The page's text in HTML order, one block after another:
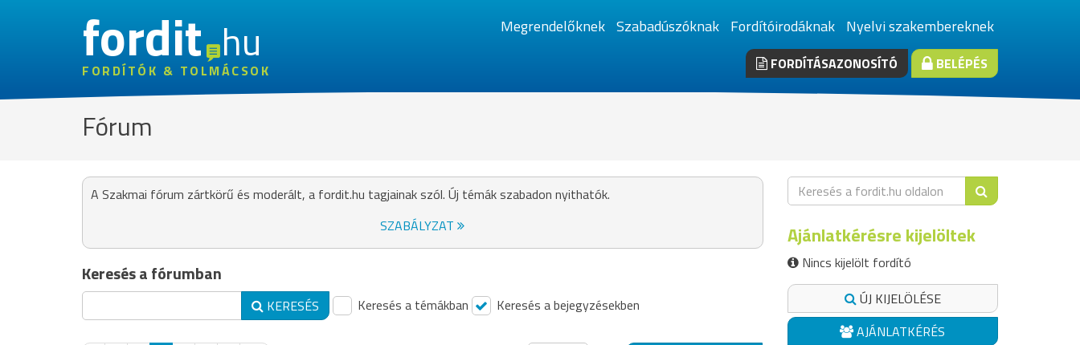
fordithu
FORDÍTÓK & TOLMÁCSOK
Megrendelőknek Szabadúszóknak Fordítóirodáknak Nyelvi szakembereknek
FORDÍTÁSAZONOSÍTÓ BELÉPÉS
Fórum
A Szakmai fórum zártkörű és moderált, a fordit.hu tagjainak szól. Új témák szabadon nyithatók.
SZABÁLYZAT
Keresés a fórumban
KERESÉS Keresés a témákban Keresés a bejegyzésekben
Ajánlatkérésre kijelöltek
Nincs kijelölt fordító
ÚJ KIJELÖLÉSE
AJÁNLATKÉRÉS